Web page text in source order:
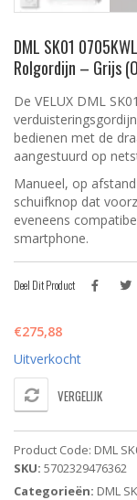
DML SK01
Rolgordijn – Grijs
De VELUX DML
bedienen met de
aangestuurd op
Manueel, op
schuifknop dat
eveneens
smartphone.
Deel Dit Product
€275,88
Uitverkocht
VERGELIJK
Product Code: DML
SKU: 5702329476362
Categorieën: DML